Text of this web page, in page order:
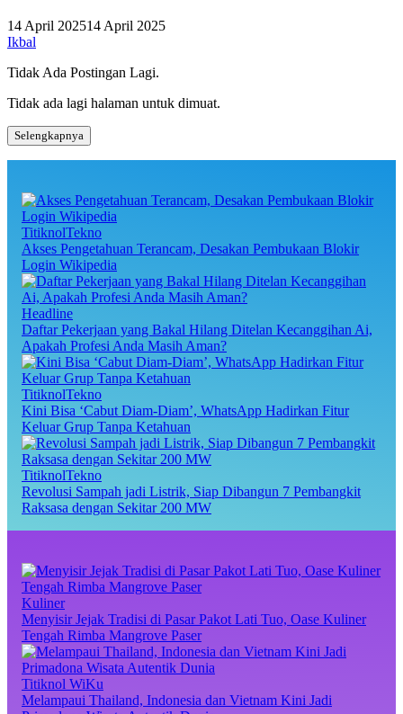
14 April 202514 April 2025
Ikbal
Tidak Ada Postingan Lagi.
Tidak ada lagi halaman untuk dimuat.
Selengkapnya
TitiknolTekno
Akses Pengetahuan Terancam, Desakan Pembukaan Blokir
Login Wikipedia
Headline
Daftar Pekerjaan yang Bakal Hilang Ditelan Kecanggihan Ai,
Apakah Profesi Anda Masih Aman?
TitiknolTekno
Kini Bisa ‘Cabut Diam-Diam’, WhatsApp Hadirkan Fitur
Keluar Grup Tanpa Ketahuan
TitiknolTekno
Revolusi Sampah jadi Listrik, Siap Dibangun 7 Pembangkit
Raksasa dengan Sekitar 200 MW
Kuliner
Menyisir Jejak Tradisi di Pasar Pakot Lati Tuo, Oase Kuliner
Tengah Rimba Mangrove Paser
Titiknol WiKu
Melampaui Thailand, Indonesia dan Vietnam Kini Jadi